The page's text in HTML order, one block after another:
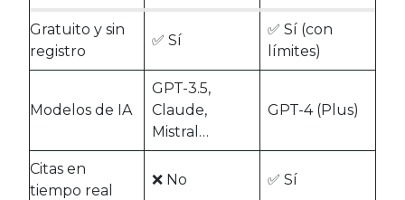
Gratuito y sin
registro
✅ Sí
✅ Sí (con
límites)
Modelos de IA
GPT-3.5,
Claude,
Mistral…
GPT-4 (Plus)
Citas en
tiempo real
❌ No ✅ Sí